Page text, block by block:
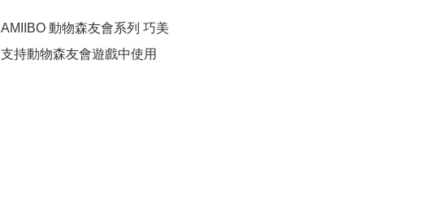
AMIIBO 動物森友會系列 巧美
支持動物森友會遊戲中使用